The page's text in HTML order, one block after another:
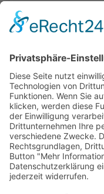
Podcasts,
Entdecken Sie
und Demokratie -
verfügbar.